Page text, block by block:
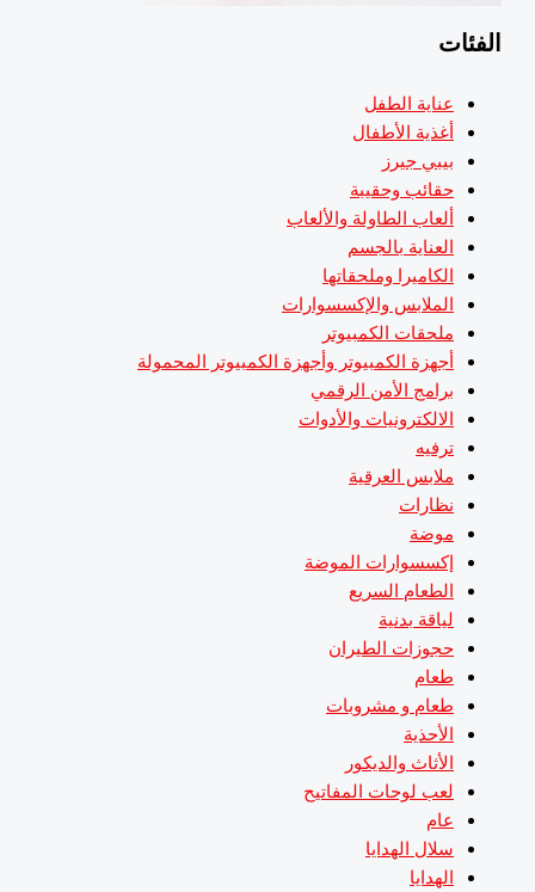
عناية الطفل
أغذية الأطفال
بيبي جيرز
حقائب وحقيبة
ألعاب الطاولة والألعاب
العناية بالجسم
الكاميرا وملحقاتها
الملابس والإكسسوارات
ملحقات الكمبيوتر
أجهزة الكمبيوتر وأجهزة الكمبيوتر المحمولة
برامج الأمن الرقمي
الالكترونيات والأدوات
ترفيه
ملابس العرقية
نظارات
موضة
إكسسوارات الموضة
الطعام السريع
لياقة بدنية
حجوزات الطيران
طعام
طعام و مشروبات
الأحذية
الأثاث والديكور
لعب لوحات المفاتيح
عام
سلال الهدايا
الهدايا